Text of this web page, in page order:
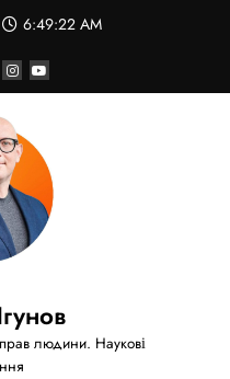
6:49:23 AM
людини. Наукові